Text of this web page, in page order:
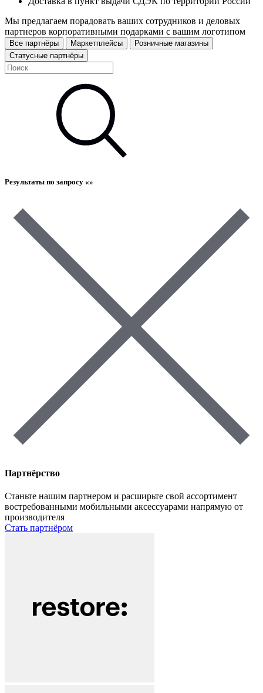
Мы предлагаем порадовать ваших сотрудников и деловых
партнеров корпоративными подарками с вашим логотипом
Все партнёры Маркетплейсы
Розничные магазины
Статусные партнёры
Результаты по запросу «»
Партнёрство
Станьте нашим партнером и расширьте свой ассортимент
востребованными мобильными аксессуарами напрямую от
производителя
Стать партнёром